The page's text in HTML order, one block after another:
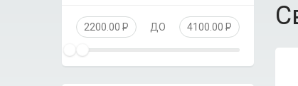
2200.00 P ДО 4100.00 P